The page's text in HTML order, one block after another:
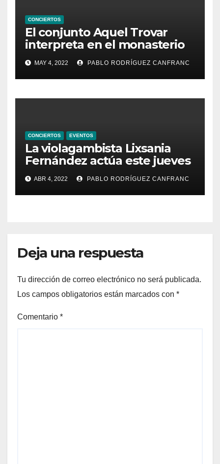
CONCIERTOS
El conjunto Aquel Trovar
interpreta en el monasterio
de Santa María de la
Valldigna las cantigas de
Alfonso X el Sabio
MAY 4, 2022 PABLO RODRÍGUEZ CANFRANC
CONCIERTOS EVENTOS
La violagambista Lixsania
Fernández actúa este jueves
en el ciclo de música en
directo de Fundación Cañada
Blanch
ABR 4, 2022 PABLO RODRÍGUEZ CANFRANC
Deja una respuesta
Tu dirección de correo electrónico no será publicada.
Los campos obligatorios están marcados con *
Comentario *